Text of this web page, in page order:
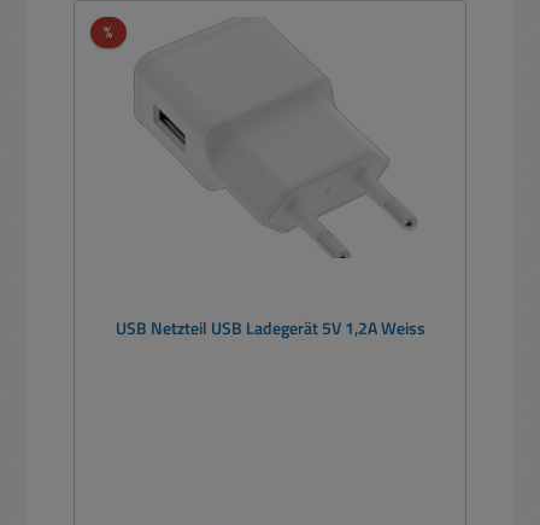
%Rabatt
USB Netzteil USB Ladegerät 5V 1,2A Weiss